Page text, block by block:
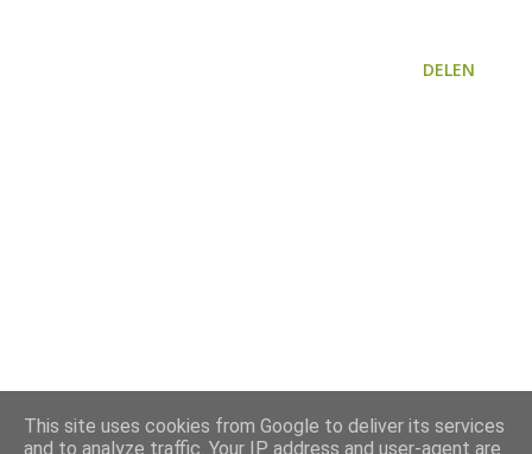
DELEN
This site uses cookies from Google to deliver its services
and to analyze traffic. Your IP address and user-agent are